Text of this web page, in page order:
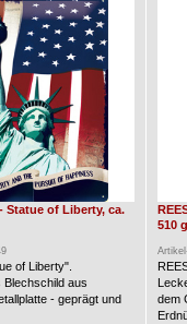
Statue of Liberty, ca.
of Liberty".
Blechschild aus
- geprägt und
510
dem